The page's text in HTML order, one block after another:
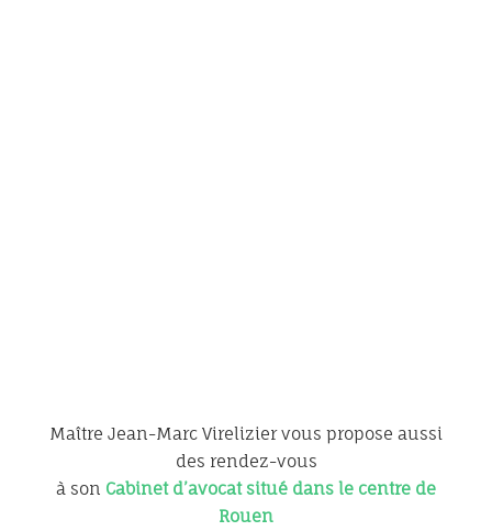
Maître Jean-Marc Virelizier vous propose aussi
des rendez-vous
à son Cabinet d’avocat situé dans le centre de
Rouen